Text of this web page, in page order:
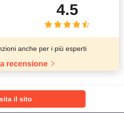
4.5
anche per i più esperti
recensione
il sito